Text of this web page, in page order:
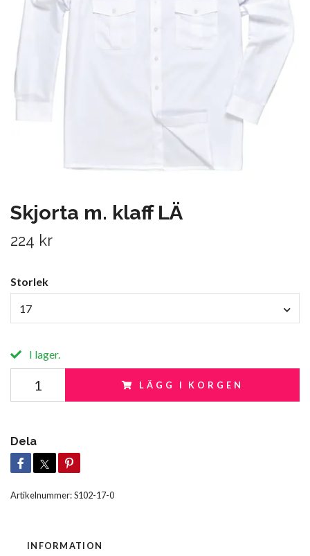
Skjorta m. klaff LÄ
224 kr
Storlek
17
I lager.
LÄGG I KORGEN
Dela
Artikelnummer:S102-17-0
INFORMATION